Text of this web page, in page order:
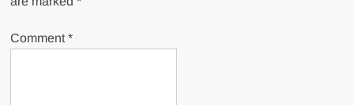
Comment*